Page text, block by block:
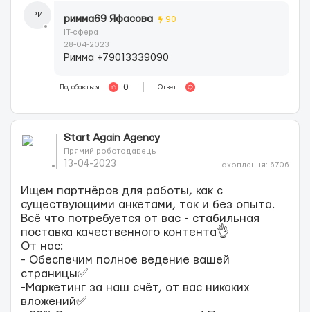
РИ римма69 Яфасова 90
IT-сфера
28-04-2023
Римма +79013339090
Подобається 0 Ответ
Start Again Agency
Прямий роботодавець
13-04-2023 охоплення: 6706
Ищем партнёров для работы, как с
существующими анкетами, так и без опыта.
Всё что потребуется от вас - стабильная
поставка качественного контента👌
От нас:
- Обеспечим полное ведение вашей
страницы✅
-Маркетинг за наш счёт, от вас никаких
вложений✅